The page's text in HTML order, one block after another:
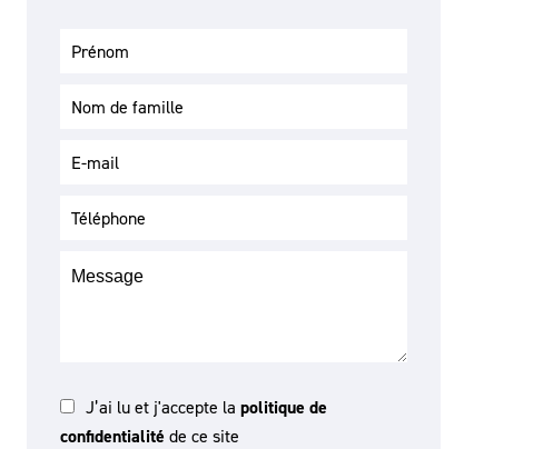
J’ai lu et j'accepte la politique de
confidentialité de ce site